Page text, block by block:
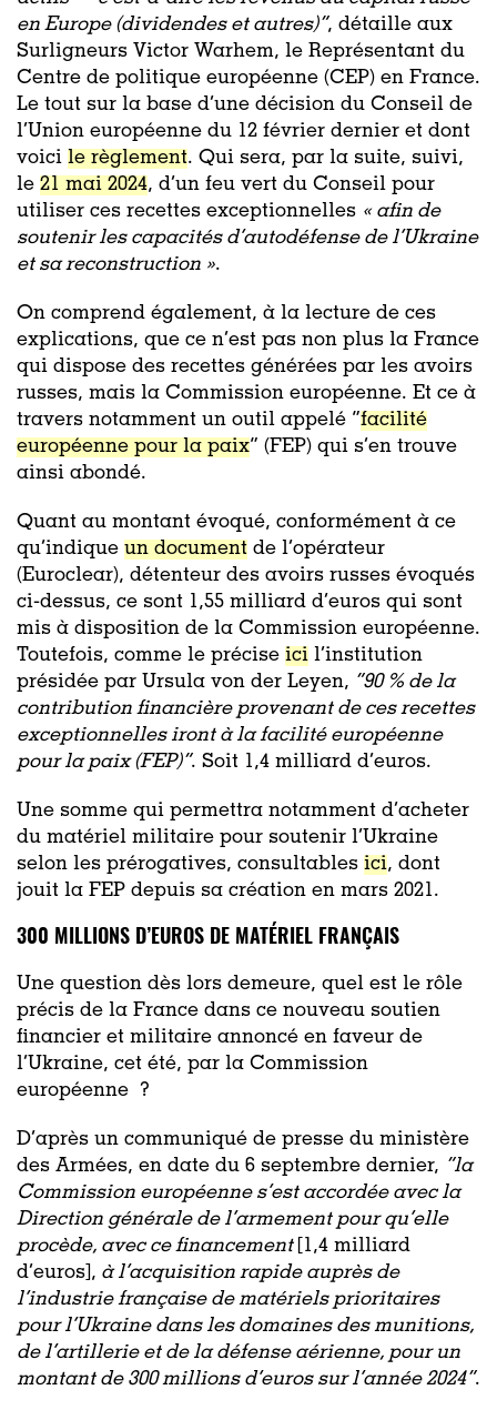
en Europe (dividendes et autres)”, détaille aux
Surligneurs Victor Warhem, le Représentant du
Centre de politique européenne (CEP) en France.
Le tout sur la base d’une décision du Conseil de
l’Union européenne du 12 février dernier et dont
voici le règlement. Qui sera, par la suite, suivi,
le 21 mai 2024, d’un feu vert du Conseil pour
utiliser ces recettes exceptionnelles « afin de
soutenir les capacités d’autodéfense de l’Ukraine
et sa reconstruction ».
On comprend également, à la lecture de ces
explications, que ce n’est pas non plus la France
qui dispose des recettes générées par les avoirs
russes, mais la Commission européenne. Et ce à
travers notamment un outil appelé “facilité
européenne pour la paix” (FEP) qui s’en trouve
ainsi abondé.
Quant au montant évoqué, conformément à ce
qu’indique un document de l’opérateur
(Euroclear), détenteur des avoirs russes évoqués
ci-dessus, ce sont 1,55 milliard d’euros qui sont
mis à disposition de la Commission européenne.
Toutefois, comme le précise ici l’institution
présidée par Ursula von der Leyen, “90 % de la
contribution financière provenant de ces recettes
exceptionnelles iront à la facilité européenne
pour la paix (FEP)”. Soit 1,4 milliard d’euros.
Une somme qui permettra notamment d’acheter
du matériel militaire pour soutenir l’Ukraine
selon les prérogatives, consultables ici, dont
jouit la FEP depuis sa création en mars 2021.
300 MILLIONS D’EUROS DE MATÉRIEL FRANÇAIS
Une question dès lors demeure, quel est le rôle
précis de la France dans ce nouveau soutien
financier et militaire annoncé en faveur de
l’Ukraine, cet été, par la Commission
européenne ?
D’après un communiqué de presse du ministère
des Armées, en date du 6 septembre dernier, “la
Commission européenne s’est accordée avec la
Direction générale de l’armement pour qu’elle
procède, avec ce financement [1,4 milliard
d’euros], à l’acquisition rapide auprès de
l’industrie française de matériels prioritaires
pour l’Ukraine dans les domaines des munitions,
de l’artillerie et de la défense aérienne, pour un
montant de 300 millions d’euros sur l’année 2024”.